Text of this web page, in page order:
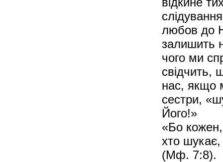
любов до
залишить
чого ми
свідчить,
нас, якщо
сестри,
Його!»
«Бо
хто шукає,
(Мф. 7:8).